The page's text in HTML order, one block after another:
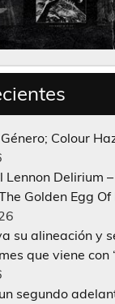
Colour
Lennon Delirium
Golden Egg
su alineación y
que viene con
segundo